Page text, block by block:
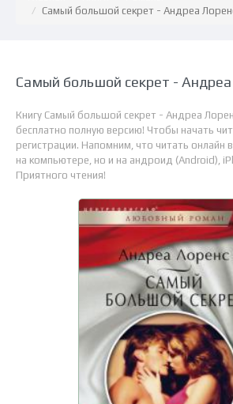
Самый большой секрет - Андреа
Самый большой секрет -
Книгу Самый большой секрет - Андреа
бесплатно полную версию! Чтобы начать
регистрации. Напомним, что читать онлайн
на компьютере, но и на андроид (Android),
Приятного чтения!